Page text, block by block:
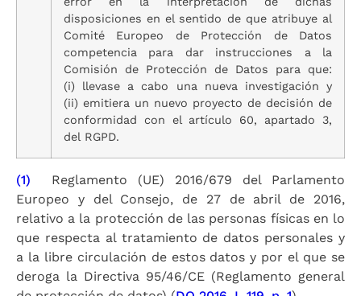
disposiciones en el sentido de que atribuye al
Comité Europeo de Protección de Datos
competencia para dar instrucciones a la
Comisión de Protección de Datos para que:
(i) llevase a cabo una nueva investigación y
(ii) emitiera un nuevo proyecto de decisión de
conformidad con el artículo 60, apartado 3,
del RGPD.
(1) Reglamento (UE) 2016/679 del Parlamento
Europeo y del Consejo, de 27 de abril de 2016,
relativo a la protección de las personas físicas en lo
que respecta al tratamiento de datos personales y
a la libre circulación de estos datos y por el que se
deroga la Directiva 95/46/CE (Reglamento general